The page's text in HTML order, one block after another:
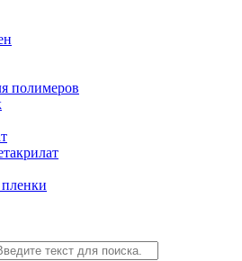
полимеров